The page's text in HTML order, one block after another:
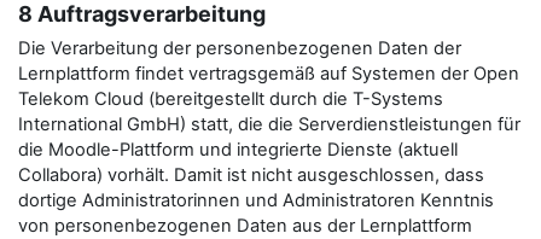
8 Auftragsverarbeitung
Die Verarbeitung der personenbezogenen Daten der
Lernplattform findet vertragsgemäß auf Systemen der Open
Telekom Cloud (bereitgestellt durch die T-Systems
International GmbH) statt, die die Serverdienstleistungen für
die Moodle-Plattform und integrierte Dienste (aktuell
Collabora) vorhält. Damit ist nicht ausgeschlossen, dass
dortige Administratorinnen und Administratoren Kenntnis
von personenbezogenen Daten aus der Lernplattform